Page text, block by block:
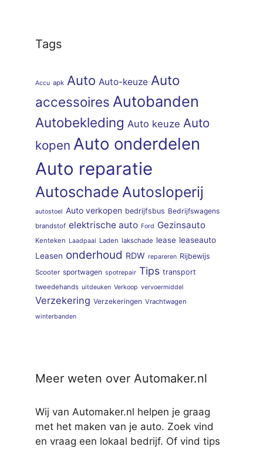
Tags
Accu apk Auto Auto-keuze Auto
accessoires Autobanden
Autobekleding Auto keuze Auto
kopen Auto onderdelen
Auto reparatie
Autoschade Autosloperij
autostoel Auto verkopen bedrijfsbus Bedrijfswagens
brandstof elektrische auto Ford Gezinsauto
Kenteken Laadpaal Laden lakschade lease leaseauto
Leasen onderhoud RDW repareren Rijbewijs
Scooter sportwagen spotrepair Tips transport
tweedehands uitdeuken Verkoop vervoermiddel
Verzekering Verzekeringen Vrachtwagen
winterbanden
Meer weten over Automaker.nl
Wij van Automaker.nl helpen je graag
met het maken van je auto. Zoek vind
en vraag een lokaal bedrijf. Of vind tips